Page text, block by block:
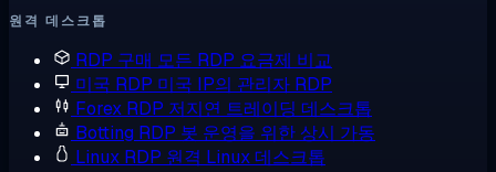
원격 데스크톱
RDP 구매 모든 RDP 요금제 비교
미국 RDP 미국 IP의 관리자 RDP
Forex RDP 저지연 트레이딩 데스크톱
Botting RDP 봇 운영을 위한 상시 가동
Linux RDP 원격 Linux 데스크톱